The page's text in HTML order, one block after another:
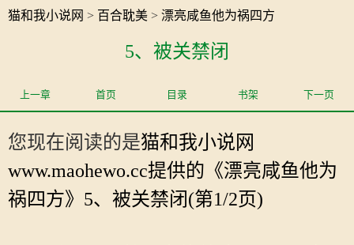
猫和我小说网 > 百合耽美 > 漂亮咸鱼他为祸四方
5、被关禁闭
上一章 首页 目录 书架 下一页
您现在阅读的是猫和我小说网
www.maohewo.cc提供的《漂亮咸鱼他为
祸四方》5、被关禁闭(第1/2页)